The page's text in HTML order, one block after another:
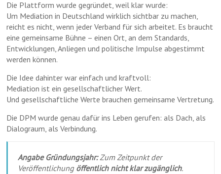
Die Plattform wurde gegründet, weil klar wurde:
Um Mediation in Deutschland wirklich sichtbar zu machen,
reicht es nicht, wenn jeder Verband für sich arbeitet. Es braucht
eine gemeinsame Bühne – einen Ort, an dem Standards,
Entwicklungen, Anliegen und politische Impulse abgestimmt
werden können.
Die Idee dahinter war einfach und kraftvoll:
Mediation ist ein gesellschaftlicher Wert.
Und gesellschaftliche Werte brauchen gemeinsame Vertretung.
Die DPM wurde genau dafür ins Leben gerufen: als Dach, als
Dialograum, als Verbindung.
Angabe Gründungsjahr:Zum Zeitpunkt der
Veröffentlichung öffentlich nicht klar zugänglich.